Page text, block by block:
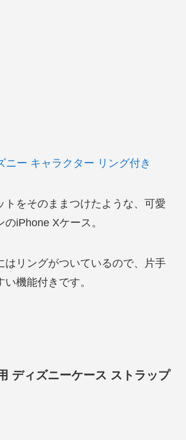
ニー キャラクター リング付き
トをそのままつけたような、可愛
のiPhone Xケース。
はリングがついているので、片手
機能付きです。
ディズニーケース ストラップ